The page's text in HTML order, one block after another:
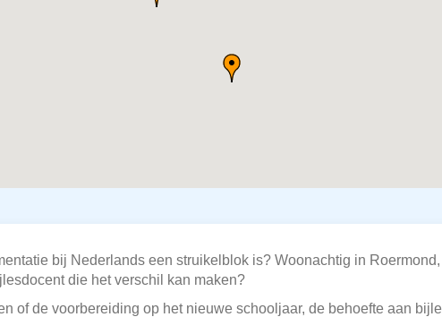
bij Nederlands een struikelblok is? Woonachtig in
die het verschil kan maken?
of de voorbereiding op het nieuwe schooljaar, de behoefte aan